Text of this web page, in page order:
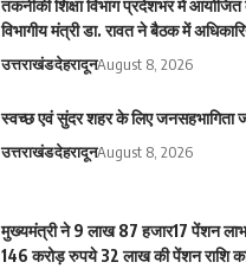
तकनीकी शिक्षा विभाग प्रदेशभर में आयोजित
विभागीय मंत्री डा. रावत ने बैठक में
उत्तराखंडदेहरादूनAugust 8, 2026
स्वच्छ एवं सुंदर शहर के लिए जनसहभागिता
उत्तराखंडदेहरादूनAugust 8, 2026
मुख्यमंत्री ने 9 लाख 87 हजार17 पेंशन
146 करोड़ रुपये 32 लाख की पेंशन राशि